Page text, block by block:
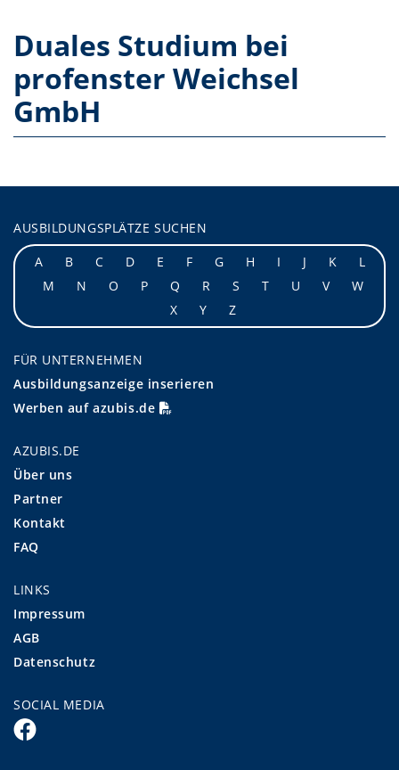
Duales Studium bei
profenster Weichsel
GmbH
AUSBILDUNGSPLÄTZE SUCHEN
A
B C D E F G H I J K
L
M
N O P Q R S T U V
W
X
Y Z
FÜR UNTERNEHMEN
Ausbildungsanzeige inserieren
Werben auf azubis.de
AZUBIS.DE
Über uns
Partner
Kontakt
FAQ
LINKS
Impressum
AGB
Datenschutz
SOCIAL MEDIA